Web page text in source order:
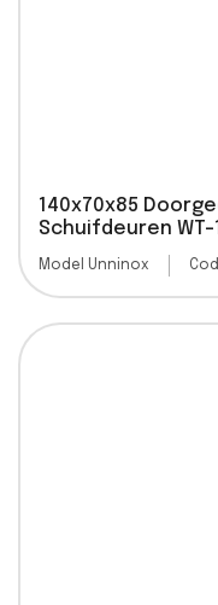
140x70x85
Schuifdeuren WT-
Model Unninox